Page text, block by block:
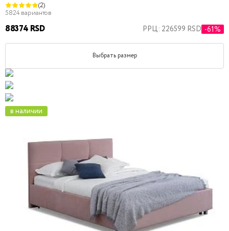
(2)
5824 вариантов
88374 RSD РРЦ: 226599 RSD -61%
Выбрать размер
в наличии